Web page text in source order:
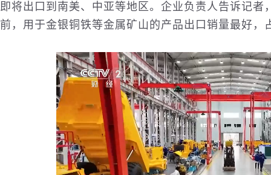
即将出口到南美、中亚等地区。企业负责人告诉记
前，用于金银铜铁等金属矿山的产品出口销量最好，